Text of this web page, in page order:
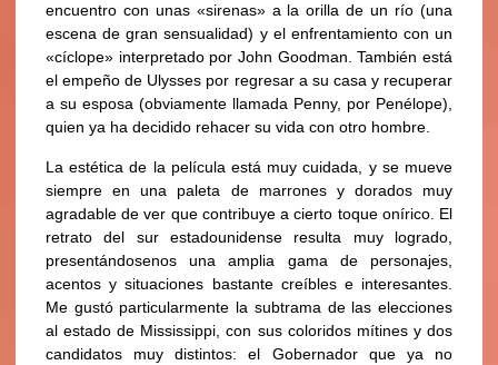
encuentro con unas «sirenas» a la orilla de un río (una
escena de gran sensualidad) y el enfrentamiento con un
«cíclope» interpretado por John Goodman. También está
el empeño de Ulysses por regresar a su casa y recuperar
a su esposa (obviamente llamada Penny, por Penélope),
quien ya ha decidido rehacer su vida con otro hombre.
La estética de la película está muy cuidada, y se mueve
siempre en una paleta de marrones y dorados muy
agradable de ver que contribuye a cierto toque onírico. El
retrato del sur estadounidense resulta muy logrado,
presentándosenos una amplia gama de personajes,
acentos y situaciones bastante creíbles e interesantes.
Me gustó particularmente la subtrama de las elecciones
al estado de Mississippi, con sus coloridos mítines y dos
candidatos muy distintos: el Gobernador que ya no